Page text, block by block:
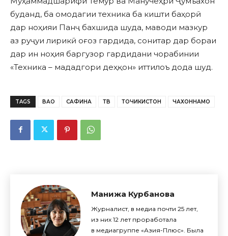
буданд, ба омодагии техника ба кишти баҳорӣ
дар ноҳияи Панҷ бахшида шуда, маводи мазкур
аз руҷуи лирикӣ оғоз гардида, сонитар дар бораи
дар ин ноҳия баргузор гардидани чорабинии
«Техника – мададгори деҳқон» иттилоъ дода шуд.
TAGS ВАО САФИНА ТВ ТОЧИКИСТОН ЧАХОННАМО
Манижа Курбанова
Журналист, в медиа почти 25 лет,
из них 12 лет проработала
в медиагруппе «Азия-Плюс». Была